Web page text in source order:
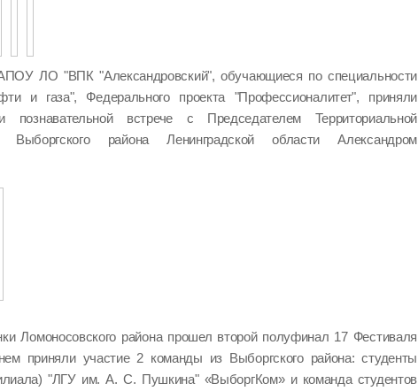
ЛО "ВПК "Александровский", обучающиеся по специальности
и газа", Федерального проекта "Профессионалитет", приняли
встрече с Председателем Территориальной
Выборгского района Ленинградской области Александром
Ломоносовского района прошел второй полуфинал 17 Фестиваля
приняли участие 2 команды из Выборгского района: студенты
"ЛГУ им. А. С. Пушкина" «ВыборгКом» и команда студентов